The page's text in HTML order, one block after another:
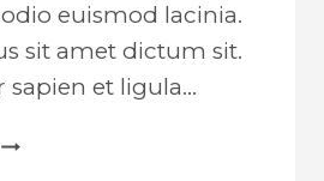
euismod lacinia.
sit amet dictum sit.
sapien et ligula…
INDUSTRIAL